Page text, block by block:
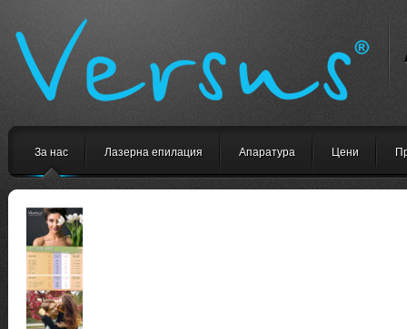
За нас Лазерна епилация Апаратура Цени